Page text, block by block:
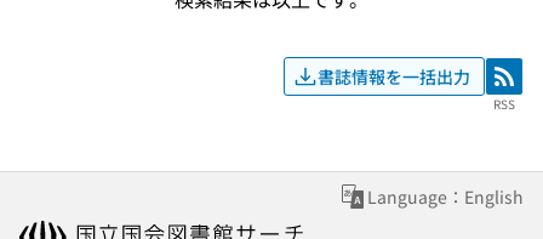
書誌情報を一括出力 RSS
RSS
Language：English